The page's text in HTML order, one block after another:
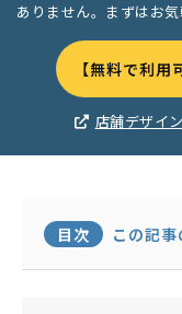
ありません。まずはお気
【無料で利
店舗デザイ
目次 この記